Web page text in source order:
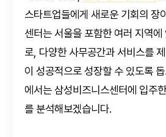
스타트업들에게 새로운 기회의 장
센터는 서울을 포함한 여러 지역에
로, 다양한 사무공간과 서비스를
이 성공적으로 성장할 수 있도록
에서는 삼성비즈니스센터에 입주
를 분석해보겠습니다.